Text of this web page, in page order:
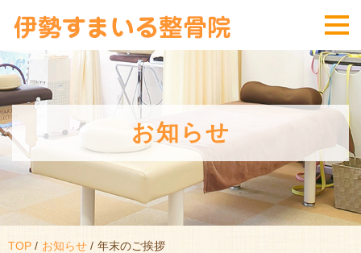
お知らせ
TOP お知らせ 年末のご挨拶